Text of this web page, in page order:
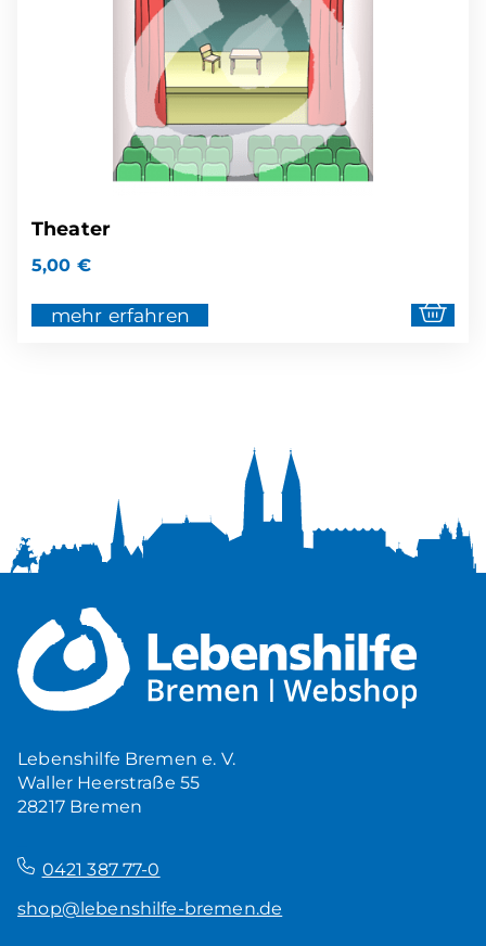
Theater
5,00 €
mehr erfahren
Lebenshilfe Bremen e. V.
Waller Heerstraße 55
28217 Bremen
0421 387 77-0
shop@lebenshilfe-bremen.de